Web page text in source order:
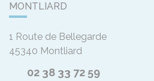
MONTLIARD
1 Route de Bellegarde
45340 Montliard
02 38 33 72 59